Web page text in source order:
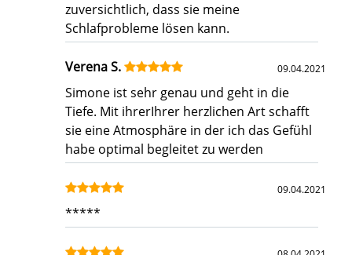
zuversichtlich, dass sie meine
Schlafprobleme lösen kann.
Verena S. 09.04.2021
Simone ist sehr genau und geht in die
Tiefe. Mit ihrerIhrer herzlichen Art schafft
sie eine Atmosphäre in der ich das Gefühl
habe optimal begleitet zu werden
09.04.2021
*****